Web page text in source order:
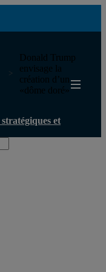
et diplomatiques
Donald Trump
envisage la
création d’un
«dôme doré»
et